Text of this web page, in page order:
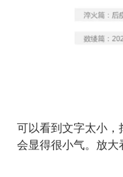
可以看到文字太小
会显得很小气。放大